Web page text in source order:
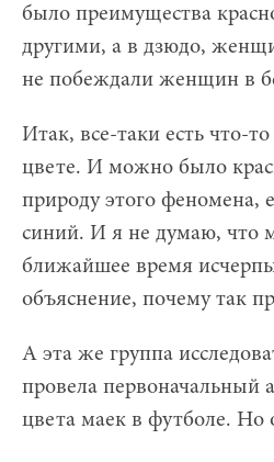
было преимущества
другими, а в дзюдо,
не побеждали женщин в
Итак, все-таки есть что-
цвете. И можно было
природу этого феномена,
синий. И я не думаю, что
ближайшее время
объяснение, почему так
А эта же группа
провела первоначальный
цвета маек в футболе. Но